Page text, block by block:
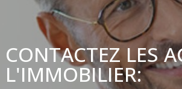
CONTACTEZ LES
L'IMMOBILIER: